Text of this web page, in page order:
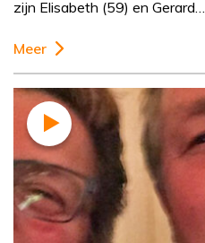
zijn Elisabeth (59) en Gerard…
Meer